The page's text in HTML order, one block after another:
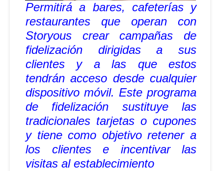
Permitirá a bares, cafeterías y
restaurantes que operan con
Storyous crear campañas de
fidelización dirigidas a sus
clientes y a las que estos
tendrán acceso desde cualquier
dispositivo móvil. Este programa
de fidelización sustituye las
tradicionales tarjetas o cupones
y tiene como objetivo retener a
los clientes e incentivar las
visitas al establecimiento